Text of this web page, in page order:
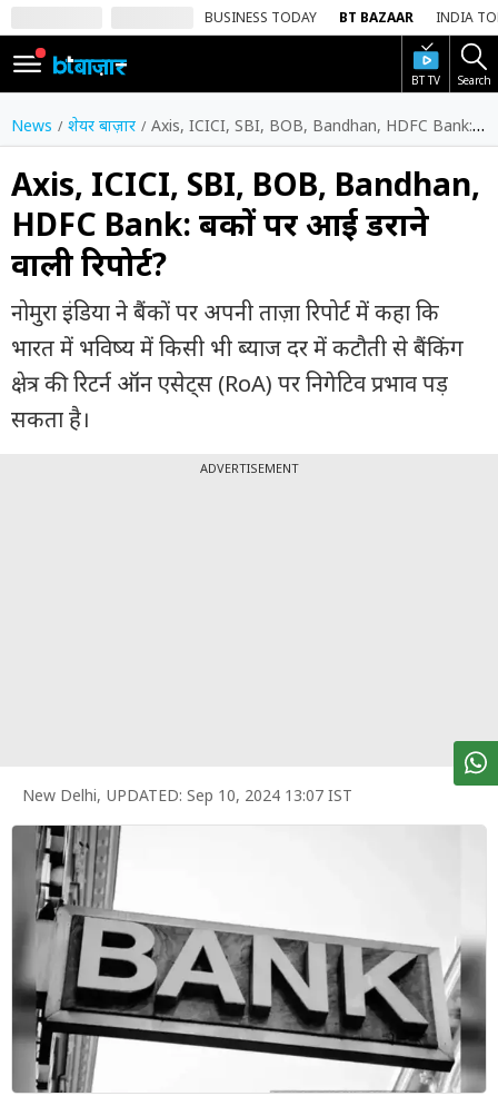
BUSINESS TODAY BT BAZAAR INDIA
BT TV Search
SIGN
IN
Dark
Mode
होम
शेयर
बाज़ार
वीडियो
ट्रेंडिंग
शेयर
बाज़ार
ट्रेंडिंग
बिजनेस
न्यूज
वीडियो
म्यूचुअल
फंड
News शेयर बाज़ार Axis, ICICI, SBI, BOB, Bandhan, HDFC Bank: बैंकों पर आई डराने वाली रिपोर्ट?
Axis, ICICI, SBI, BOB, Bandhan,
HDFC Bank: बैंकों पर आई डराने
वाली रिपोर्ट?
नोमुरा इंडिया ने बैंकों पर अपनी ताज़ा रिपोर्ट में कहा कि
भारत में भविष्य में किसी भी ब्याज दर में कटौती से बैंकिंग
क्षेत्र की रिटर्न ऑन एसेट्स (RoA) पर निगेटिव प्रभाव पड़
सकता है।
ADVERTISEMENT
New Delhi, UPDATED: Sep 10, 2024 13:07 IST